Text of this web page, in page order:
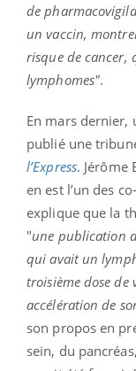
de
un vaccin,
risque de cancer,
lymphomes".
En mars dernier,
publié une
l’Express. Jérôme
en est l’un des
explique que la
"une publication
qui avait un
troisième dose de
accélération de
son propos en
sein, du